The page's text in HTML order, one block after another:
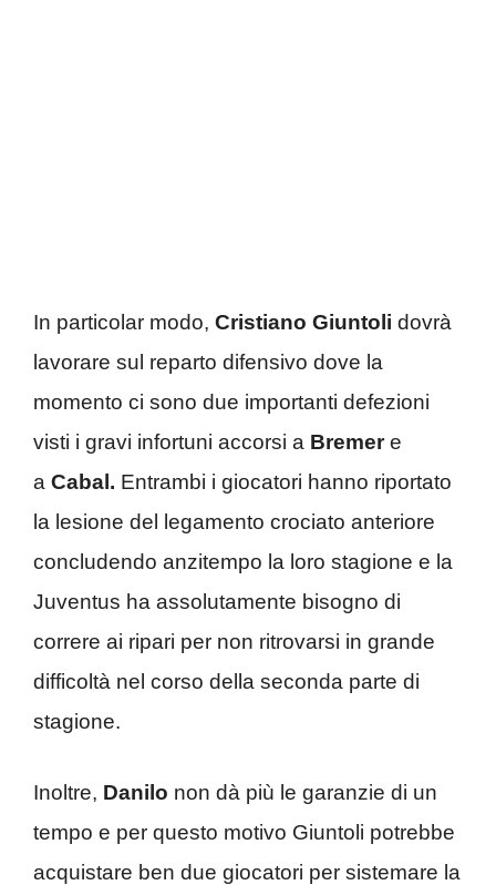
In particolar modo, Cristiano Giuntoli dovrà
lavorare sul reparto difensivo dove la
momento ci sono due importanti defezioni
visti i gravi infortuni accorsi a Bremere
a Cabal. Entrambi i giocatori hanno riportato
la lesione del legamento crociato anteriore
concludendo anzitempo la loro stagione e la
Juventus ha assolutamente bisogno di
correre ai ripari per non ritrovarsi in grande
difficoltà nel corso della seconda parte di
stagione.
Inoltre, Danilo non dà più le garanzie di un
tempo e per questo motivo Giuntoli potrebbe
acquistare ben due giocatori per sistemare la